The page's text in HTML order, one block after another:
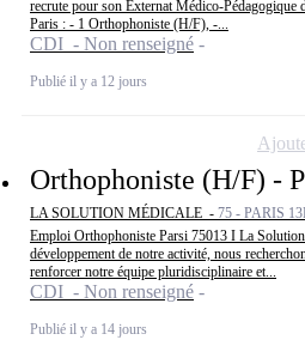
recrute pour son Externat Médico-
Paris : - 1 Orthophoniste (H/F), -...
CDI - Non renseigné
Publié il y a 12 jours
Orthophoniste (H/F) -
LA SOLUTION MÉDICALE - 75 - PARIS
Emploi Orthophoniste Parsi 75013 I La
développement de notre activité, nous
renforcer notre équipe pluridisciplinaire et...
CDI - Non renseigné
Publié il y a 14 jours